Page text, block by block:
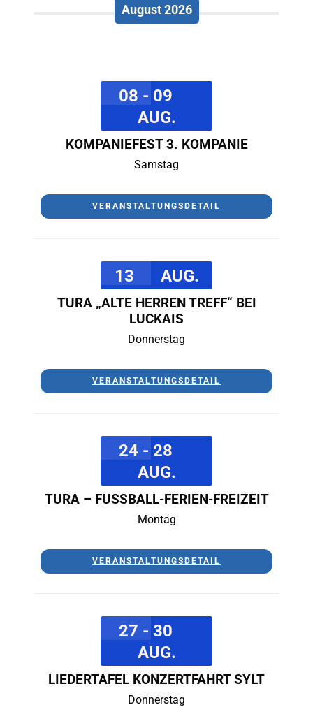
August 2026
08 - 09
AUG.
KOMPANIEFEST 3. KOMPANIE
Samstag
VERANSTALTUNGSDETAIL
13 AUG.
TURA „ALTE HERREN TREFF“ BEI
LUCKAIS
Donnerstag
VERANSTALTUNGSDETAIL
24 - 28
AUG.
TURA – FUSSBALL-FERIEN-FREIZEIT
Montag
VERANSTALTUNGSDETAIL
27 - 30
AUG.
LIEDERTAFEL KONZERTFAHRT SYLT
Donnerstag